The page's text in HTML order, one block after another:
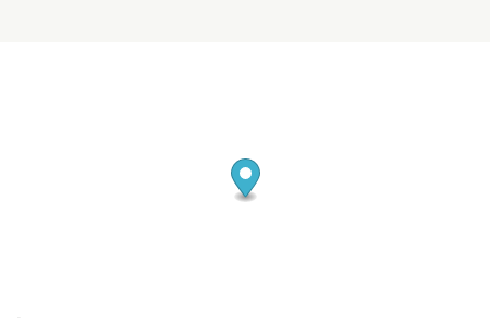
прекрасной поре, прекрасной, как уходящее лето».